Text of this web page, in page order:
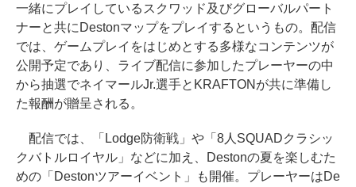
一緒にプレイしているスクワッド及びグローバルパート
ナーと共にDestonマップをプレイするというもの。配信
では、ゲームプレイをはじめとする多様なコンテンツが
公開予定であり、ライブ配信に参加したプレーヤーの中
から抽選でネイマールJr.選手とKRAFTONが共に準備し
た報酬が贈呈される。
配信では、「Lodge防衛戦」や「8人SQUADクラシッ
クバトルロイヤル」などに加え、Destonの夏を楽しむた
めの「Destonツアーイベント」も開催。プレーヤーはDe